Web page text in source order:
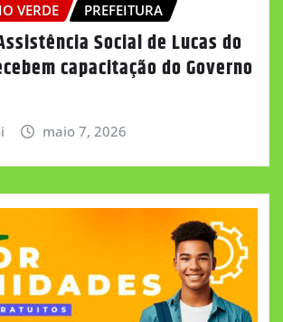
VERDE PREFEITURA
Social de Lucas do
capacitação do Governo
maio 7, 2026